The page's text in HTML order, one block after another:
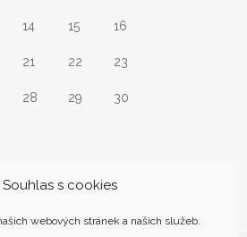
s cookies
webových stránek a našich služeb.
14 15 16
21 22 23
28 29 30